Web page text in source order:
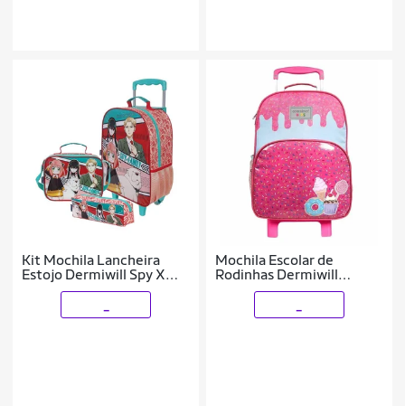
Kit Mochila Lancheira
Estojo Dermiwill Spy X
Family Colorida
Mochila Escolar de
Rodinhas Dermiwill
Container Kids Candies